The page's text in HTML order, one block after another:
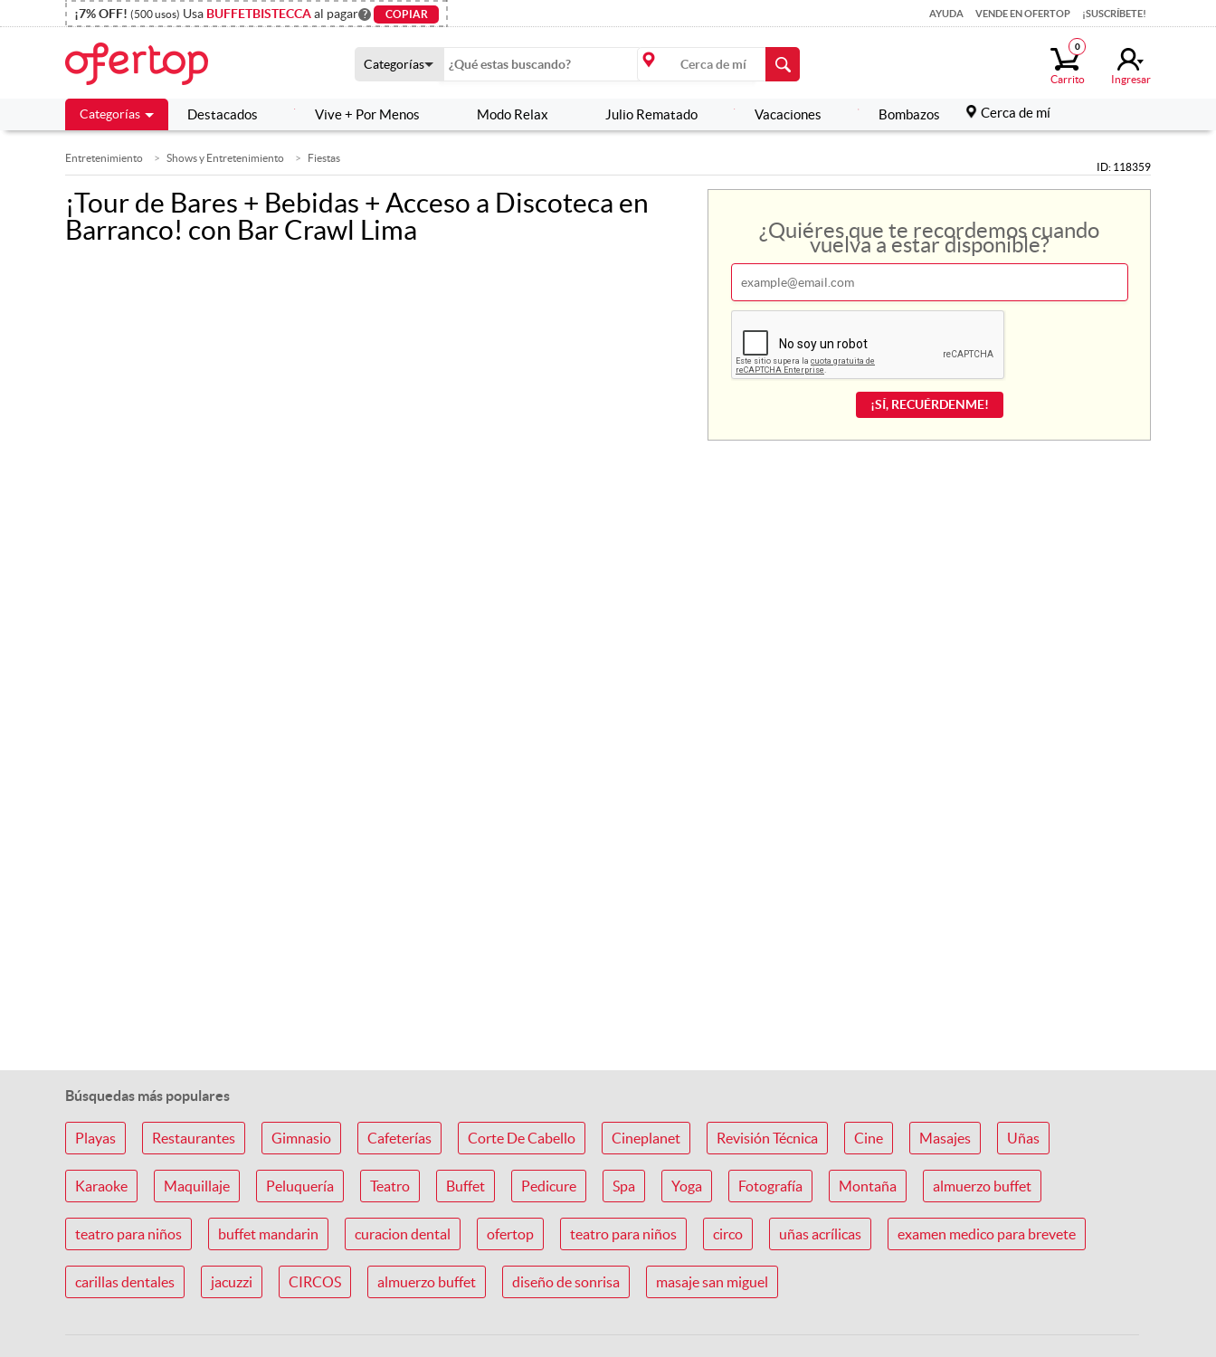
¡7% OFF! (500 usos) Usa BUFFETBISTECCAal pagar ? COPIAR AYUDA VENDE EN OFERTOP ¡SUSCRÍBETE!
Categorías
Ingresar
Categorías
0
Carrito
Destacados Vive + Por Menos Modo Relax Julio Rematado Vacaciones Bombazos Cerca de mí
Entretenimiento Shows y Entretenimiento Fiestas
ID: 118359
¡Tour de Bares + Bebidas + Acceso a Discoteca en
Barranco! con Bar Crawl Lima
¿Quiéres que te recordemos cuando
vuelva a estar disponible?
¡SÍ, RECUÉRDENME!
Búsquedas más populares
Playas Restaurantes Gimnasio Cafeterías Corte De Cabello Cineplanet Revisión Técnica Cine Masajes Uñas
Karaoke Maquillaje Peluquería Teatro Buffet Pedicure Spa Yoga Fotografía Montaña almuerzo buffet
teatro para niños buffet mandarin curacion dental ofertop teatro para niños circo uñas acrílicas examen medico para brevete
carillas dentales jacuzzi CIRCOS almuerzo buffet diseño de sonrisa masaje san miguel
¡7% OFF! (500 usos) Usa BUFFETBISTECCAal pagar ? COPIAR AYUDA VENDE EN OFERTOP ¡SUSCRÍBETE!
Categorías
Ingresar
Categorías
0
Carrito
Destacados Vive + Por Menos Modo Relax Julio Rematado Vacaciones Bombazos Cerca de mí